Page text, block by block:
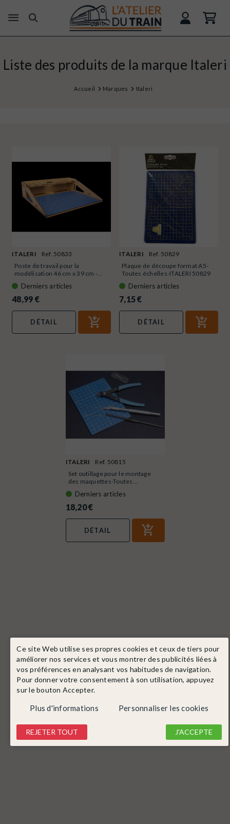
Liste des produits de la marque Italeri
Accueil Marques Italeri
ITALERI
Ref. 50833
Poste de travail pour la
modélisation 46 cm x 39 cm -...
Derniers articles
48,99 €
DÉTAIL
ITALERI
Ref. 50829
Plaque de découpe format A5-
Toutes échelles-ITALERI 50829
Derniers articles
7,15 €
DÉTAIL
ITALERI
Ref. 50815
Set outillage pour le montage
des maquettes-Toutes...
Derniers articles
18,20 €
DÉTAIL
Ce site Web utilise ses propres cookies et ceux de tiers pour
améliorer nos services et vous montrer des publicités liées à
vos préférences en analysant vos habitudes de navigation.
Pour donner votre consentement à son utilisation, appuyez
sur le bouton Accepter.
Plus d'informations Personnaliser les cookies
REJETER TOUT J'ACCEPTE